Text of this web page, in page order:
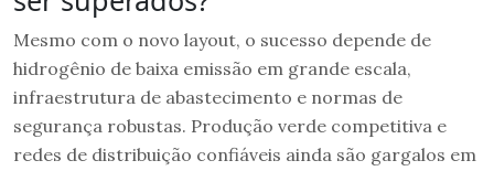
Mesmo com o novo layout, o sucesso depende de
hidrogênio de baixa emissão em grande escala,
infraestrutura de abastecimento e normas de
segurança robustas. Produção verde competitiva e
redes de distribuição confiáveis ainda são gargalos em